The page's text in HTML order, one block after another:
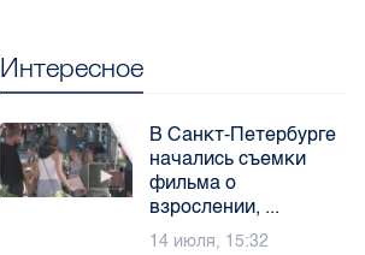
Интересное
В Санкт-Петербурге
начались съемки
фильма о
взрослении, ...
14 июля, 15:32